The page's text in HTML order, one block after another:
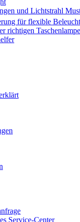
und Lichtstrahl
für flexible
richtigen Taschenlampe
Service-Center